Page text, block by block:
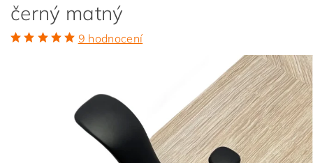
černý matný
9 hodnocení